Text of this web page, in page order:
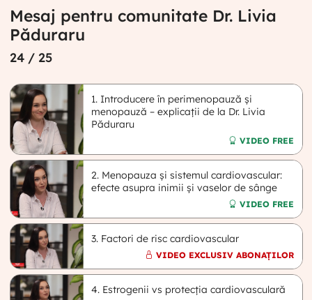
Mesaj pentru comunitate Dr. Livia
Păduraru
24/ 25
1. Introducere în perimenopauză și
menopauză – explicații de la Dr. Livia
Păduraru
VIDEO FREE
2. Menopauza și sistemul cardiovascular:
efecte asupra inimii și vaselor de sânge
VIDEO FREE
3. Factori de risc cardiovascular
VIDEO EXCLUSIV ABONAȚILOR
4. Estrogenii vs protecția cardiovasculară